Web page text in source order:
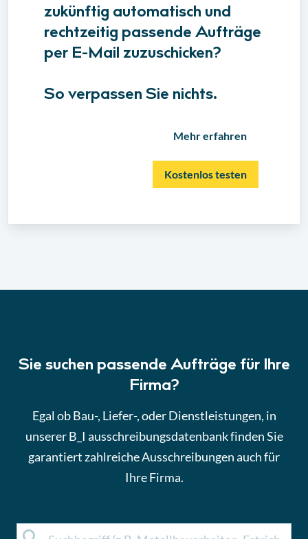
zukünftig automatisch und
rechtzeitig passende Aufträge
per E-Mail zuzuschicken?
So verpassen Sie nichts.
Mehr erfahren
Kostenlos testen
Sie suchen passende Aufträge für Ihre
Firma?
Egal ob Bau-, Liefer-, oder Dienstleistungen, in
unserer B_I ausschreibungsdatenbank finden Sie
garantiert zahlreiche Ausschreibungen auch für
Ihre Firma.